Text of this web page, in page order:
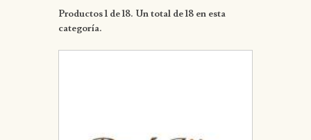
Productos 1 de 18. Un total de 18 en esta
categoría.